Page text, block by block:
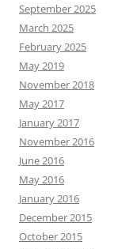
September 2025
March 2025
February 2025
May 2019
November 2018
May 2017
January 2017
November 2016
June 2016
May 2016
January 2016
December 2015
October 2015